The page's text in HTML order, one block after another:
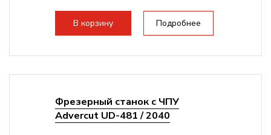
В корзину Подробнее
Фрезерный станок с ЧПУ
Advercut UD-481 / 2040